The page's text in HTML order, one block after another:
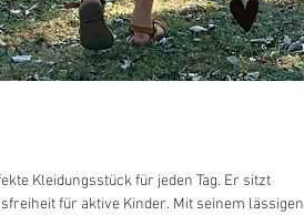
Kleidungsstück für jeden Tag. Er sitzt
für aktive Kinder. Mit seinem lässigen